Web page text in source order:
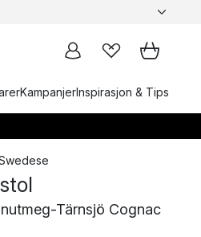
KampanjerInspirasjon & Tips
Tärnsjö Cognac